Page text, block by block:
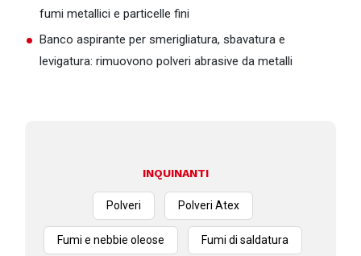
fumi metallici e particelle fini
Banco aspirante per smerigliatura, sbavatura e
levigatura: rimuovono polveri abrasive da metalli
INQUINANTI
Polveri Polveri Atex
Fumi e nebbie oleose Fumi di saldatura